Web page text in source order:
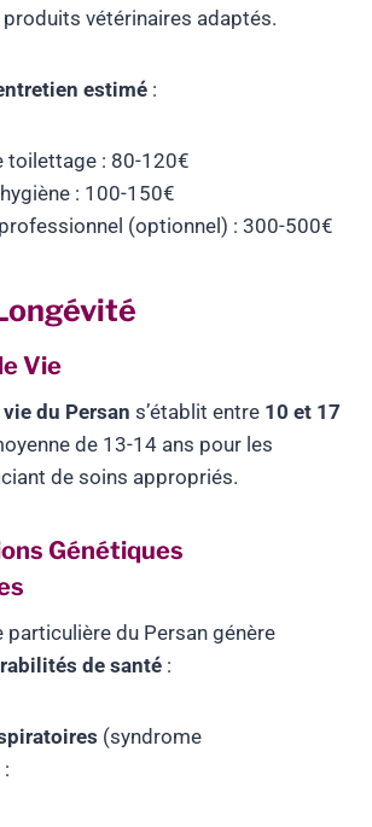
vétérinaires adaptés.
estimé :
toilettage : 80-120€
: 100-150€
(optionnel) : 300-500€
Vie
du Persan s’établit entre 10 et 17
de 13-14 ans pour les
de soins appropriés.
Génétiques
particulière du Persan génère
de santé :
(syndrome